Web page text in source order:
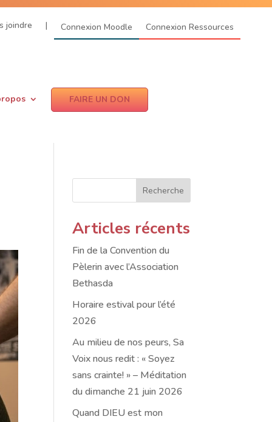
joindre | Connexion Moodle Connexion Ressources
FAIRE UN DON
Recherche
Articles récents
Fin de la Convention du
Pèlerin avec l’Association
Bethasda
Horaire estival pour l’été
2026
Au milieu de nos peurs, Sa
Voix nous redit : « Soyez
sans crainte! » – Méditation
du dimanche 21 juin 2026
Quand DIEU est mon